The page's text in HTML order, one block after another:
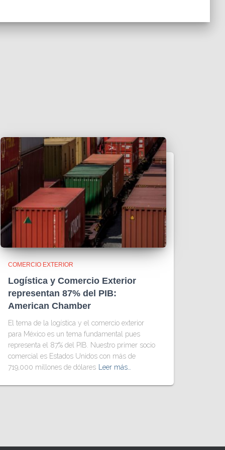
COMERCIO EXTERIOR
Logística y Comercio Exterior
representan 87% del PIB:
American Chamber
El tema de la logística y el comercio exterior
para México es un tema fundamental pues
representa el 87% del PIB. Nuestro primer socio
comercial es Estados Unidos con más de
719,000 millones de dólares
Leer más…